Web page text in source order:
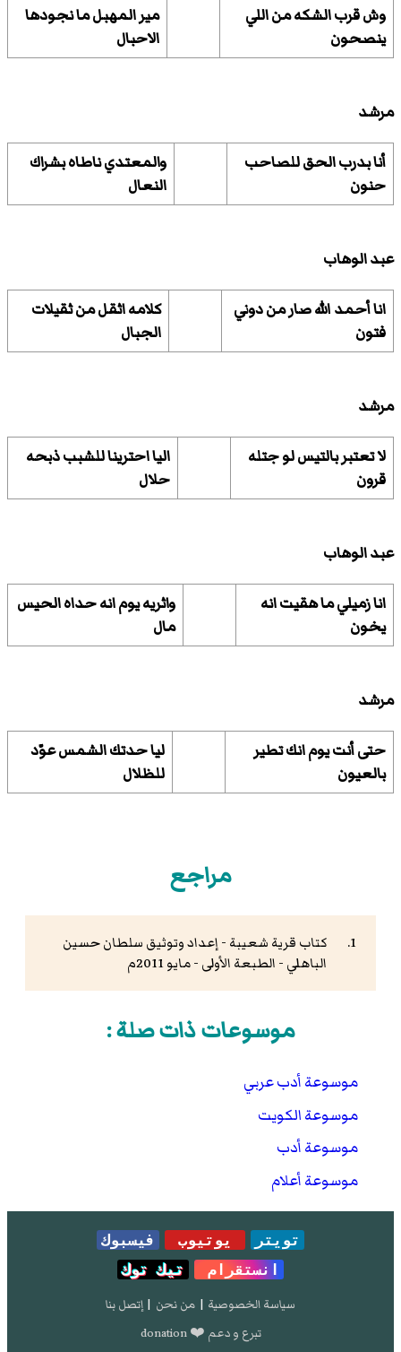
وش قرب الشكه من اللي
ينصحون
مير المهبل ما نجودها
الاحبال
مرشد
أنا بدرب الحق للصاحب
حنون
والمعتدي ناطاه بشراك
النعال
عبد الوهاب
انا أحمد الله صار من دوني
فتون
كلامه اثقل من ثقيلات
الجبال
مرشد
لا تعتبر بالتيس لو جتله
قرون
اليا احترينا للشبب ذبحه
حلال
عبد الوهاب
انا زميلي ما هقيت انه
يخون
واثريه يوم انه حداه الحيس
مال
مرشد
حتى أنت يوم انك تطير
بالعيون
ليا حدتك الشمس عوّد
للظلال
مراجع
كتاب قرية شعيبة - إعداد وتوثيق سلطان حسين
الباهلي - الطبعة الأولى - مايو 2011م
موسوعات ذات صلة :
موسوعة أدب عربي
موسوعة الكويت
موسوعة أدب
موسوعة أعلام
تويتر يوتيوب
فيسبوك
انستقرام
تيك توك
سياسة الخصوصية | من نحن | إتصل بنا
تبرع و دعم ❤️ donation